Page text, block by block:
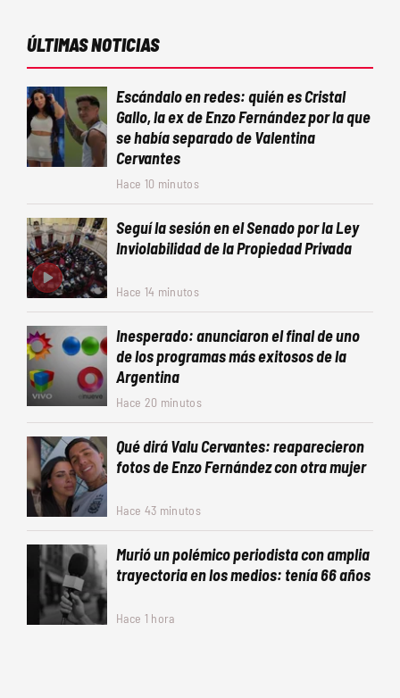
ÚLTIMAS NOTICIAS
Escándalo en redes: quién es Cristal
Gallo, la ex de Enzo Fernández por la que
se había separado de Valentina
Cervantes
Hace 10 minutos
Seguí la sesión en el Senado por la Ley
Inviolabilidad de la Propiedad Privada
Hace 14 minutos
Inesperado: anunciaron el final de uno
de los programas más exitosos de la
Argentina
Hace 20 minutos
Qué dirá Valu Cervantes: reaparecieron
fotos de Enzo Fernández con otra mujer
Hace 43 minutos
Murió un polémico periodista con amplia
trayectoria en los medios: tenía 66 años
Hace 1 hora